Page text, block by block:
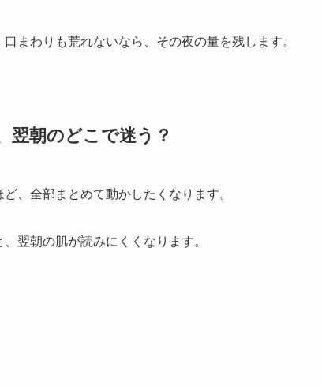
まわりも荒れないなら、その夜の量を残します。
翌朝のどこで迷う？
、全部まとめて動かしたくなります。
翌朝の肌が読みにくくなります。